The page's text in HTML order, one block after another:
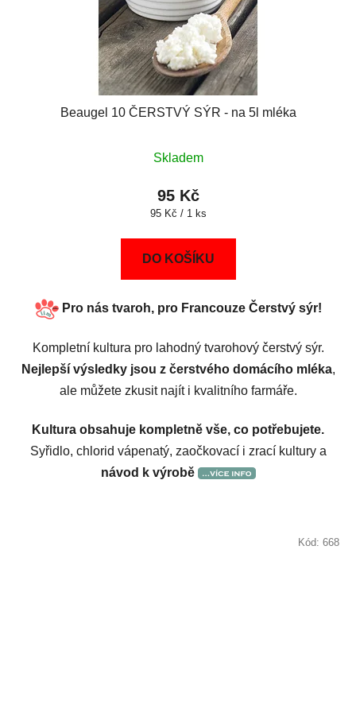
Beaugel 10 ČERSTVÝ SÝR - na 5l mléka
Skladem
95 Kč
Měrná
95 Kč / 1 ks
DO KOŠÍKU
Pro nás tvaroh, pro Francouze Čerstvý sýr!
Kompletní kultura pro lahodný tvarohový čerstvý sýr.
Nejlepší výsledky jsou z čerstvého domácího mléka,
ale můžete zkusit najít i kvalitního farmáře.
Kultura obsahuje kompletně vše, co potřebujete.
Syřidlo, chlorid vápenatý, zaočkovací i zrací kultury a
návod k výrobě
Kód: 668